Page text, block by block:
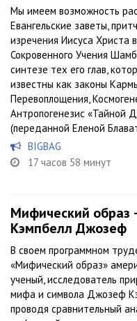
Мы имеем возможность
Евангельские заветы,
изречения Иисуса Христа
Сокровенного Учения
синтезе тех его глав,
известны как законы
Перевоплощения,
Антропогенезис «Тайной
(переданной Еленой
BIGBAG
17 часов 58 минут
Мифический образ
Кэмпбелл Джозеф
В своем программном
«Мифический образ»
ученый, исследователь
мифа и символа Джозеф
проводя сравнительный